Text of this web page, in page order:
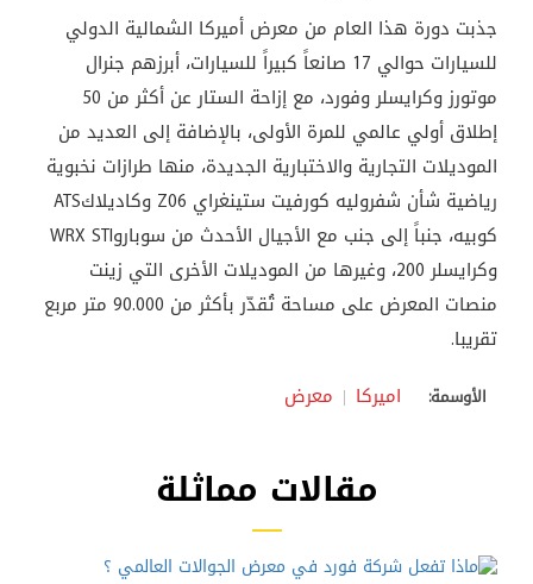
جذبت دورة هذا العام من معرض أميركا الشمالية الدولي
للسيارات حوالي 17 صانعاً كبيراً للسيارات، أبرزهم جنرال
موتورز وكرايسلر وفورد، مع إزاحة الستار عن أكثر من 50
إطلاق أولي عالمي للمرة الأولى، بالإضافة إلى العديد من
الموديلات التجارية والاختبارية الجديدة، منها طرازات نخبوية
رياضية شأن شفروليه كورفيت ستينغراي Z06 وكاديلاكATS
كوبيه، جنباً إلى جنب مع الأجيال الأحدث من سوباروWRX STI
وكرايسلر 200، وغيرها من الموديلات الأخرى التي زينت
منصات المعرض على مساحة تُقدّر بأكثر من 90.000 متر مربع
تقريبا.
الأوسمة: اميركا معرض
مقالات مماثلة